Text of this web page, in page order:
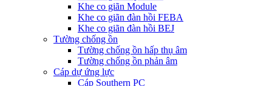
Khe co giãn Module
Khe co giãn đàn hồi FEBA
Khe co giãn đàn hồi BEJ
Tường chống ồn
Tường chống ồn hấp thụ âm
Tường chống ồn phản âm
Cáp dự ứng lực
Cáp Southern PC